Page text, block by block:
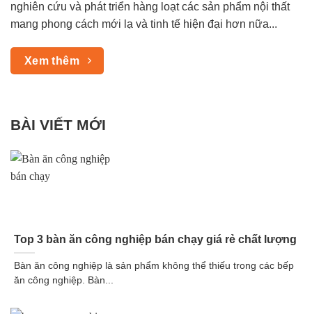
nghiên cứu và phát triển hàng loạt các sản phẩm nội thất
mang phong cách mới lạ và tinh tế hiện đại hơn nữa...
Xem thêm
BÀI VIẾT MỚI
Top 3 bàn ăn công nghiệp bán chạy giá rẻ chất lượng
Bàn ăn công nghiệp là sản phẩm không thể thiếu trong các bếp
ăn công nghiệp. Bàn...